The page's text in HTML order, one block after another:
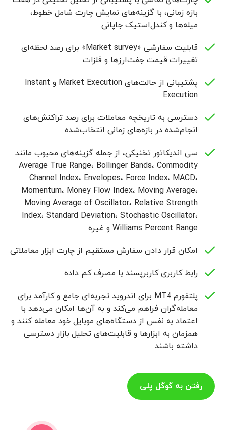
بازه زمانی، با گزینه‌های نمایش چارت شامل خطوط،
میله‌ها و کندل‌استیک جاپانی
قابلیت سفارشی «Market survey» برای رصد لحظه‌ای
تغییرات قیمت جفت‌ارزها و فلزات
پشتیبانی از حالت‌های Market Execution و Instant
Execution
دسترسی به تاریخچه معاملات برای رصد تراکنش‌های
انجام‌شده در بازه‌های زمانی انتخاب‌شده
سی اندیکاتور تخنیکی، از جمله گزینه‌های محبوب مانند
Average True Range، Bollinger Bands، Commodity
Channel Index، Envelopes، Force Index، MACD،
Momentum، Money Flow Index، Moving Average،
Moving Average of Oscillator، Relative Strength
Index، Standard Deviation، Stochastic Oscillator،
Williams Percent Range و غیره
امکان قرار دادن سفارش مستقیم از چارت ابزار معاملاتی
رابط کاربری کاربرپسند با مصرف کم داده
پلتفورم MT4 برای اندروید تجربه‌ای جامع و کارآمد برای
معامله‌گران فراهم می‌کند و به آن‌ها امکان می‌دهد با
اعتماد به نفس از دستگاه‌های موبایل خود معامله کنند و
همزمان به ابزارها و قابلیت‌های تحلیل بازار دسترسی
داشته باشند.
رفتن به گوگل پلی